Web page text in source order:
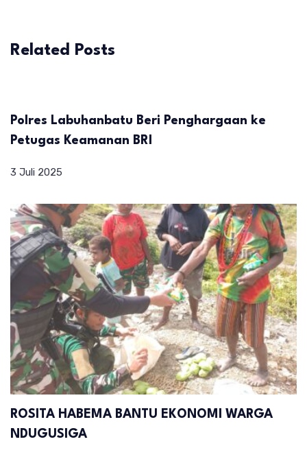
Related Posts
Polres Labuhanbatu Beri Penghargaan ke
Petugas Keamanan BRI
3 Juli 2025
ROSITA HABEMA BANTU EKONOMI WARGA
NDUGUSIGA